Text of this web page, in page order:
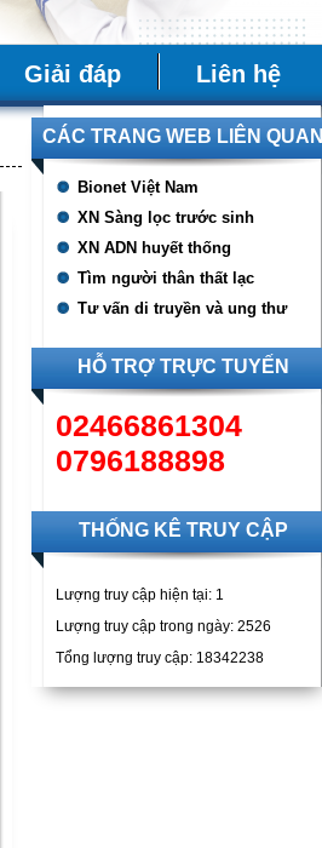
Giải đáp Liên hệ
CÁC TRANG WEB LIÊN QUAN
Bionet Việt Nam
XN Sàng lọc trước sinh
XN ADN huyết thống
Tìm người thân thất lạc
Tư vấn di truyền và ung thư
HỖ TRỢ TRỰC TUYẾN
02466861304
0796188898
THỐNG KÊ TRUY CẬP
Lượng truy cập hiện tại: 1
Lượng truy cập trong ngày: 2526
Tổng lượng truy cập: 18342238